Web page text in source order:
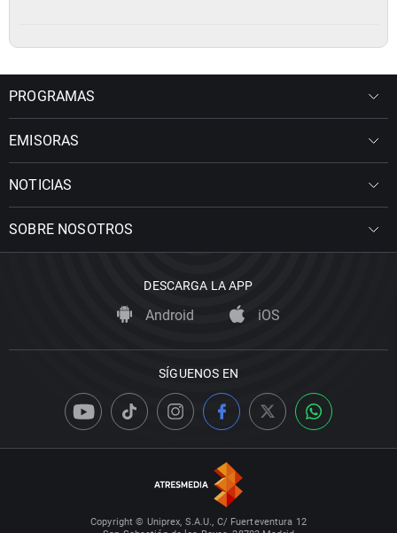
PROGRAMAS
EMISORAS
NOTICIAS
SOBRE NOSOTROS
DESCARGA LA APP
Android iOS
SÍGUENOS EN
Copyright © Uniprex, S.A.U., C/ Fuerteventura 12